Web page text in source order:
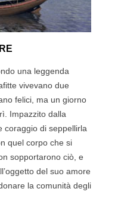
una leggenda
vivevano due
felici, ma un giorno
Impazzito dalla
coraggio di seppellirla
quel corpo che si
sopportarono ciò, e
del suo amore
la comunità degli